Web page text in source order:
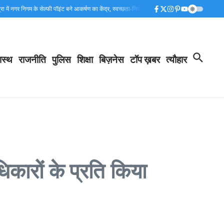
नगर निगम के सेल्फी पॉइंट बने आकर्षण का केंद्र, स्वच्छता-निर्मल गंगा का दे रहे संदेश… कांवड़ मेले की
राजनीति पुलिस शिक्षा बिज़नेस टॉप ख़बर त्यौहार
के प्रति किया